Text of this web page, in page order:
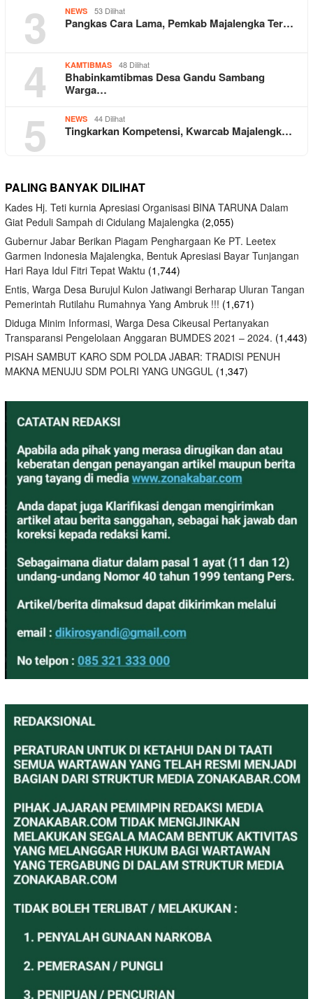
3 NEWS 53 Dilihat
Pangkas Cara Lama, Pemkab Majalengka Ter…
4 KAMTIBMAS 48 Dilihat
Bhabinkamtibmas Desa Gandu Sambang
Warga…
5 NEWS 44 Dilihat
Tingkarkan Kompetensi, Kwarcab Majalengk…
PALING BANYAK DILIHAT
Kades Hj. Teti kurnia Apresiasi Organisasi BINA TARUNA Dalam
Giat Peduli Sampah di Cidulang Majalengka (2,055)
Gubernur Jabar Berikan Piagam Penghargaan Ke PT. Leetex
Garmen Indonesia Majalengka, Bentuk Apresiasi Bayar Tunjangan
Hari Raya Idul Fitri Tepat Waktu (1,744)
Entis, Warga Desa Burujul Kulon Jatiwangi Berharap Uluran Tangan
Pemerintah Rutilahu Rumahnya Yang Ambruk !!! (1,671)
Diduga Minim Informasi, Warga Desa Cikeusal Pertanyakan
Transparansi Pengelolaan Anggaran BUMDES 2021 – 2024. (1,443)
PISAH SAMBUT KARO SDM POLDA JABAR: TRADISI PENUH
MAKNA MENUJU SDM POLRI YANG UNGGUL (1,347)